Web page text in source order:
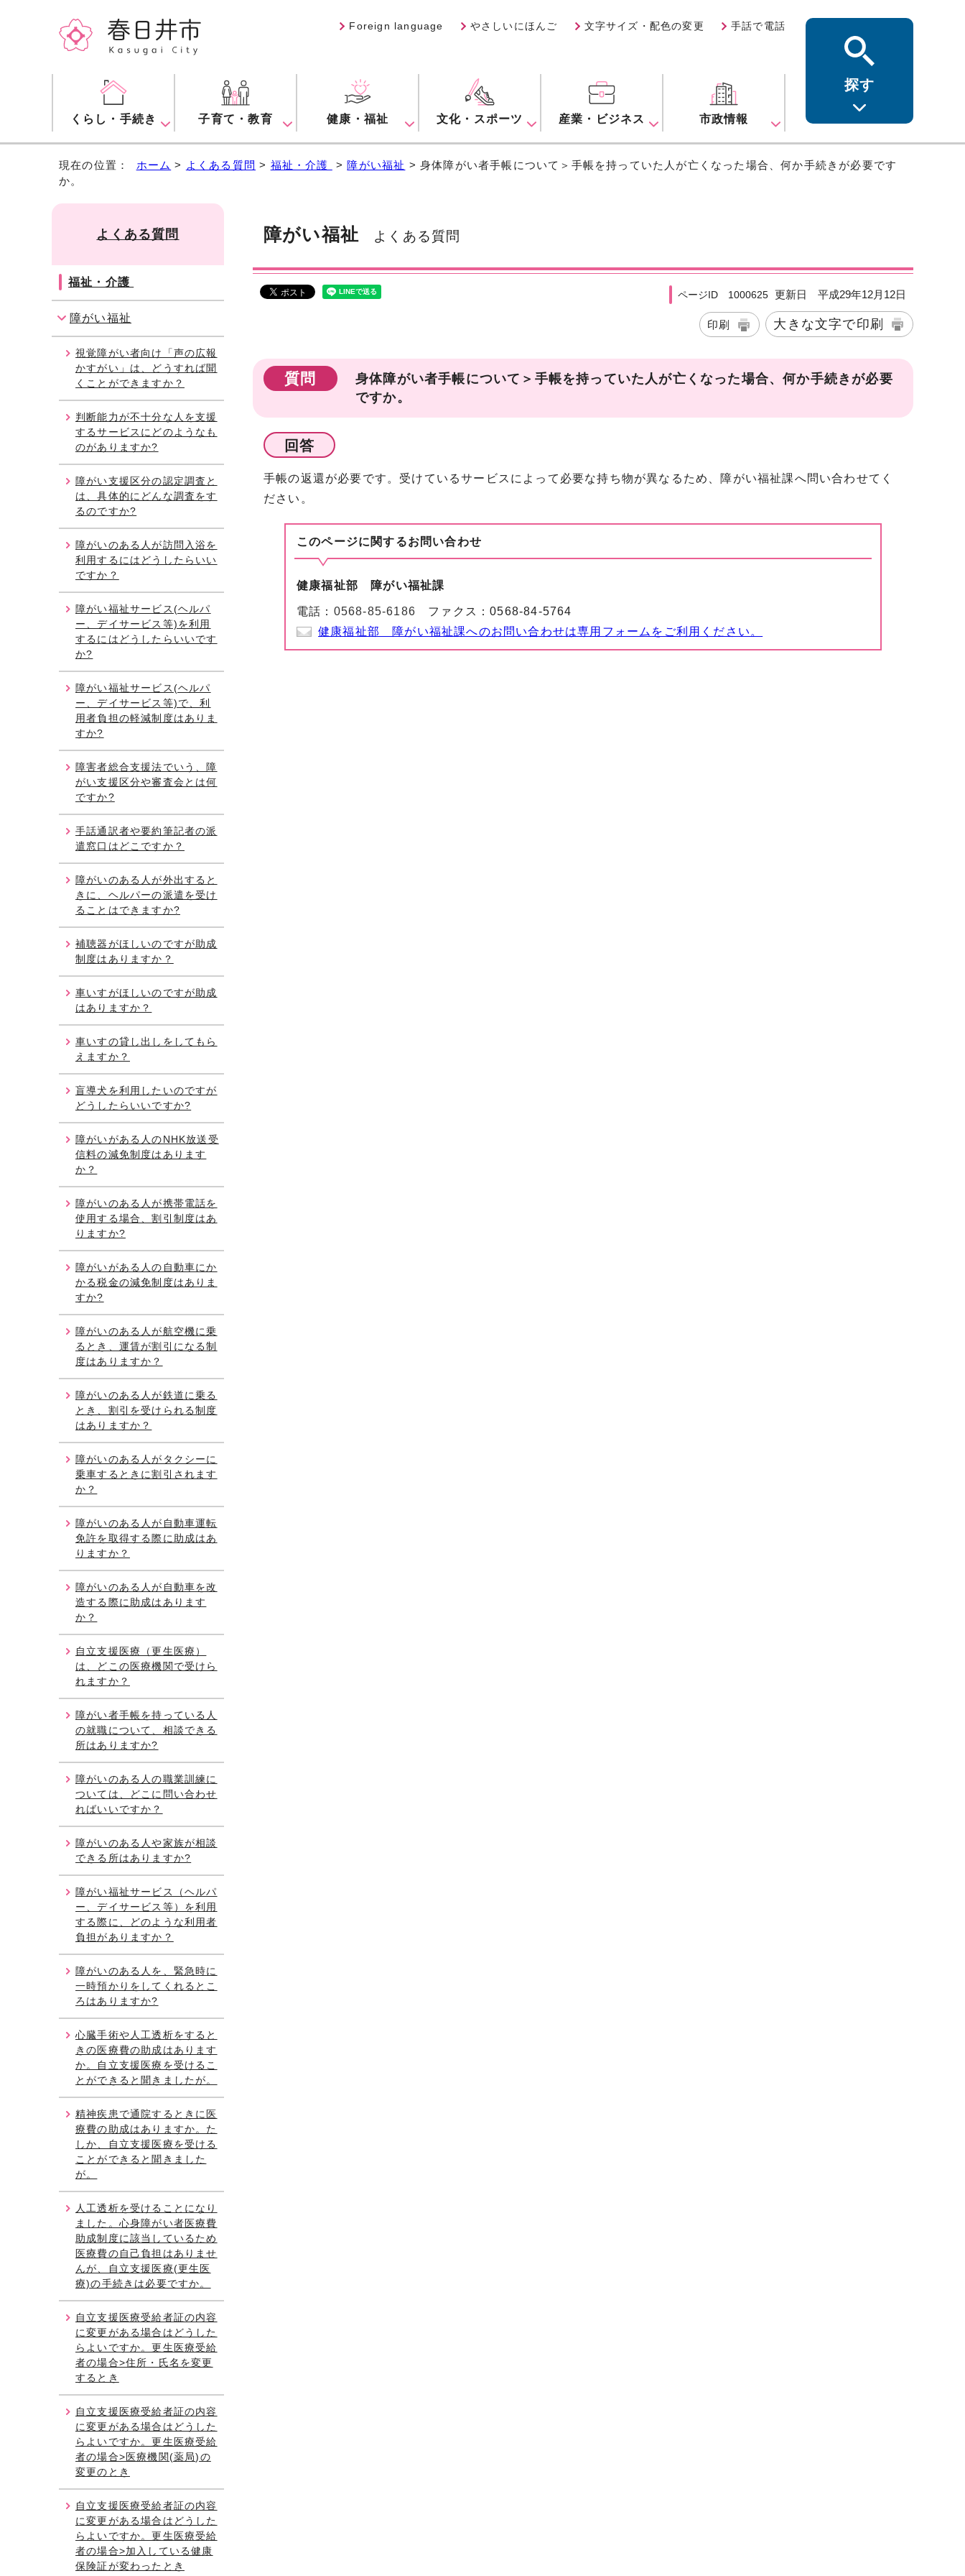
Foreign language やさしいにほんご 文字サイズ・配色の変更 手話で電話
くらし・手続き 子育て・教育 健康・福祉 文化・スポーツ 産業・ビジネス 市政情報
探す
現在の位置： ホーム > よくある質問 > 福祉・介護 >障がい福祉 > 身体障がい者手帳について＞手帳を持っていた人が亡くなった場合、何か手続きが必要です
か。
障がい福祉 よくある質問
ページID 1000625 更新日 平成29年12月12日
印刷 大きな文字で印刷
質問
身体障がい者手帳について＞手帳を持っていた人が亡くなった場合、何か手続きが必要
ですか。
回答
手帳の返還が必要です。受けているサービスによって必要な持ち物が異なるため、障がい福祉課へ問い合わせてく
ださい。
このページに関するお問い合わせ
健康福祉部 障がい福祉課
電話： 0568-85-6186 ファクス：0568-84-5764
健康福祉部 障がい福祉課へのお問い合わせは専用フォームをご利用ください。
よくある質問
福祉・介護
障がい福祉
視覚障がい者向け「声の広報
かすがい」は、どうすれば聞
くことができますか？
判断能力が不十分な人を支援
するサービスにどのようなも
のがありますか?
障がい支援区分の認定調査と
は、具体的にどんな調査をす
るのですか?
障がいのある人が訪問入浴を
利用するにはどうしたらいい
ですか？
障がい福祉サービス(ヘルパ
ー、デイサービス等)を利用
するにはどうしたらいいです
か?
障がい福祉サービス(ヘルパ
ー、デイサービス等)で、利
用者負担の軽減制度はありま
すか?
障害者総合支援法でいう、障
がい支援区分や審査会とは何
ですか?
手話通訳者や要約筆記者の派
遣窓口はどこですか？
障がいのある人が外出すると
きに、ヘルパーの派遣を受け
ることはできますか?
補聴器がほしいのですが助成
制度はありますか？
車いすがほしいのですが助成
はありますか？
車いすの貸し出しをしてもら
えますか？
盲導犬を利用したいのですが
どうしたらいいですか?
障がいがある人のNHK放送受
信料の減免制度はあります
か？
障がいのある人が携帯電話を
使用する場合、割引制度はあ
りますか?
障がいがある人の自動車にか
かる税金の減免制度はありま
すか?
障がいのある人が航空機に乗
るとき、運賃が割引になる制
度はありますか？
障がいのある人が鉄道に乗る
とき、割引を受けられる制度
はありますか？
障がいのある人がタクシーに
乗車するときに割引されます
か？
障がいのある人が自動車運転
免許を取得する際に助成はあ
りますか？
障がいのある人が自動車を改
造する際に助成はあります
か？
自立支援医療（更生医療）
は、どこの医療機関で受けら
れますか？
障がい者手帳を持っている人
の就職について、相談できる
所はありますか?
障がいのある人の職業訓練に
ついては、どこに問い合わせ
ればいいですか？
障がいのある人や家族が相談
できる所はありますか?
障がい福祉サービス（ヘルパ
ー、デイサービス等）を利用
する際に、どのような利用者
負担がありますか？
障がいのある人を、緊急時に
一時預かりをしてくれるとこ
ろはありますか?
心臓手術や人工透析をすると
きの医療費の助成はあります
か。自立支援医療を受けるこ
とができると聞きましたが。
精神疾患で通院するときに医
療費の助成はありますか。た
しか、自立支援医療を受ける
ことができると聞きました
が。
人工透析を受けることになり
ました。心身障がい者医療費
助成制度に該当しているため
医療費の自己負担はありませ
んが、自立支援医療(更生医
療)の手続きは必要ですか。
自立支援医療受給者証の内容
に変更がある場合はどうした
らよいですか。更生医療受給
者の場合>住所・氏名を変更
するとき
自立支援医療受給者証の内容
に変更がある場合はどうした
らよいですか。更生医療受給
者の場合>医療機関(薬局)の
変更のとき
自立支援医療受給者証の内容
に変更がある場合はどうした
らよいですか。更生医療受給
者の場合>加入している健康
保険証が変わったとき